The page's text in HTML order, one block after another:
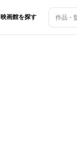
映画館を探す